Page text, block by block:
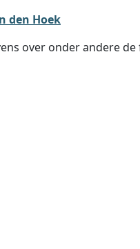
den Hoek
over onder andere